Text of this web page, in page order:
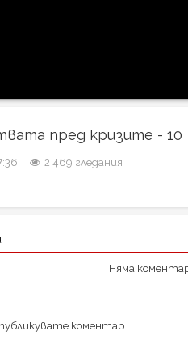
пред кризите - 10
2 469 гледания
Няма
публикувате коментар.